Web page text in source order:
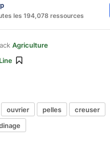
les 194,078 ressources
Agriculture
ouvrier pelles
creuser